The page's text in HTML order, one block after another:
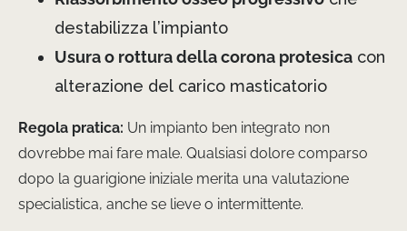
destabilizza l’impianto
Usura o rottura della corona protesica con
alterazione del carico masticatorio
Regola pratica: Un impianto ben integrato non
dovrebbe mai fare male. Qualsiasi dolore comparso
dopo la guarigione iniziale merita una valutazione
specialistica, anche se lieve o intermittente.